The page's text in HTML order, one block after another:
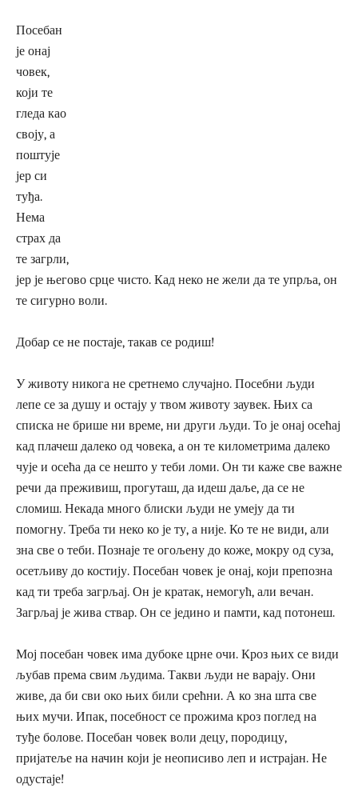
Посебан
је онај
човек,
који те
гледа као
своју, а
поштује
јер си
туђа.
Нема
страх да
те загрли,
јер је његово срце чисто. Кад неко не жели да те упрља, он
те сигурно воли.
Добар се не постаје, такав се родиш!
У животу никога не сретнемо случајно. Посебни људи
лепе се за душу и остају у твом животу заувек. Њих са
списка не брише ни време, ни други људи. То је онај осећај
кад плачеш далеко од човека, а он те километрима далеко
чује и осећа да се нешто у теби ломи. Он ти каже све важне
речи да преживиш, прогуташ, да идеш даље, да се не
сломиш. Некада много блиски људи не умеју да ти
помогну. Треба ти неко ко је ту, а није. Ко те не види, али
зна све о теби. Познаје те огољену до коже, мокру од суза,
осетљиву до костију. Посебан човек је онај, који препозна
кад ти треба загрљај. Он је кратак, немогућ, али вечан.
Загрљај је жива ствар. Он се једино и памти, кад потонеш.
Мој посебан човек има дубоке црне очи. Кроз њих се види
љубав према свим људима. Такви људи не варају. Они
живе, да би сви око њих били срећни. А ко зна шта све
њих мучи. Ипак, посебност се прожима кроз поглед на
туђе болове. Посебан човек воли децу, породицу,
пријатеље на начин који је неописиво леп и истрајан. Не
одустаје!